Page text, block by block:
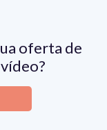
oferta de